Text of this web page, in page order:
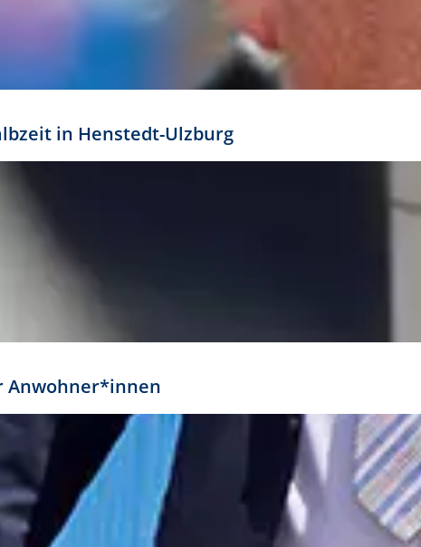
in Henstedt-Ulzburg
Anwohner*innen